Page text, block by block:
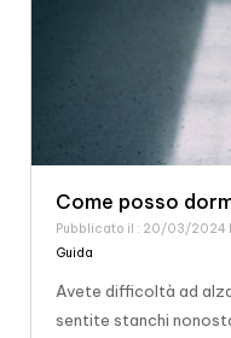
Come posso
Pubblicato il : 20/03/2024
Guida
Avete difficoltà ad
sentite stanchi